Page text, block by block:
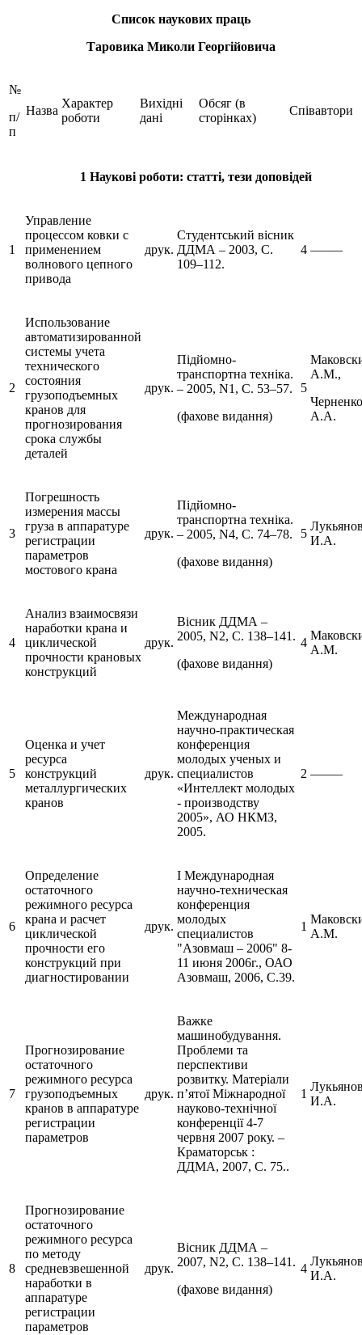
Список наукових праць
Таровика Миколи Георгійовича
№
п/
п
Назва
Характер
роботи
Вихідні
дані
Обсяг (в
сторінках)
Співавтори
1 Наукові роботи: статті, тези доповідей
1
Управление
процессом ковки с
применением
волнового цепного
привода
друк.
Студентський вісник
ДДМА – 2003, С.
109–112.
4 –––––
2
Использование
автоматизированной
системы учета
технического
состояния
грузоподъемных
кранов для
прогнозирования
срока службы
деталей
друк.
Підйомно-
транспортна техніка.
– 2005, N1, С. 53–57.
(фахове видання)
5
А.М.,
Черненко
А.А.
3
Погрешность
измерения массы
груза в аппаратуре
регистрации
параметров
мостового крана
друк.
Підйомно-
транспортна техніка.
– 2005, N4, С. 74–78.
(фахове видання)
5
И.А.
4
Анализ взаимосвязи
наработки крана и
циклической
прочности крановых
конструкций
друк.
Вісник ДДМА –
2005, N2, С. 138–141.
(фахове видання)
4
А.М.
5
Оценка и учет
ресурса
конструкций
металлургических
кранов
друк.
Международная
научно-практическая
конференция
молодых ученых и
специалистов
«Интеллект молодых
- производству
2005», АО НКМЗ,
2005.
2 –––––
6
Определение
остаточного
режимного ресурса
крана и расчет
циклической
прочности его
конструкций при
диагностировании
друк.
I Международная
научно-техническая
конференция
молодых
специалистов
"Азовмаш – 2006" 8-
11 июня 2006г., ОАО
Азовмаш, 2006, С.39.
1
А.М.
7
Прогнозирование
остаточного
режимного ресурса
грузоподъемных
кранов в аппаратуре
регистрации
параметров
друк.
Важке
машинобудування.
Проблеми та
перспективи
розвитку. Матеріали
п’ятої Міжнародної
науково-технічної
конференції 4-7
червня 2007 року. –
Краматорськ :
ДДМА, 2007, С. 75..
1
И.А.
8
Прогнозирование
остаточного
режимного ресурса
по методу
средневзвешенной
наработки в
аппаратуре
регистрации
параметров
друк.
Вісник ДДМА –
2007, N2, С. 138–141.
(фахове видання)
4
И.А.